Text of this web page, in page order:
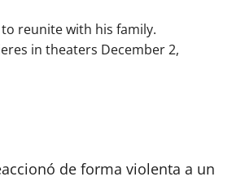
reunite with his family.
in theaters December 2,
de forma violenta a un